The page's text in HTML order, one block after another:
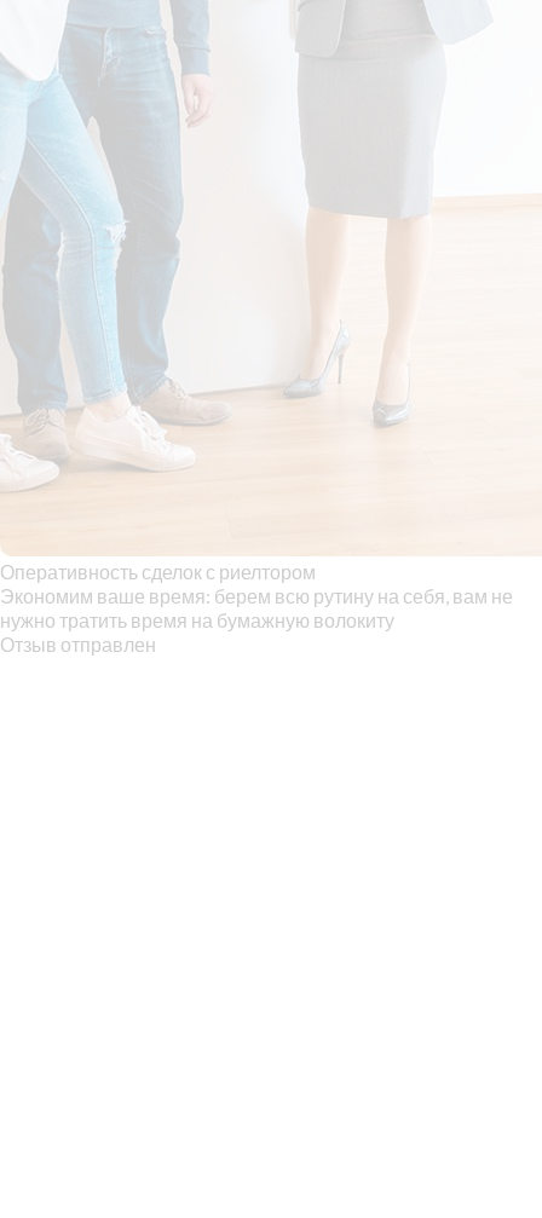
Оперативность сделок с риелтором
Экономим ваше время: берем всю рутину на себя, вам не
нужно тратить время на бумажную волокиту
Отзыв отправлен